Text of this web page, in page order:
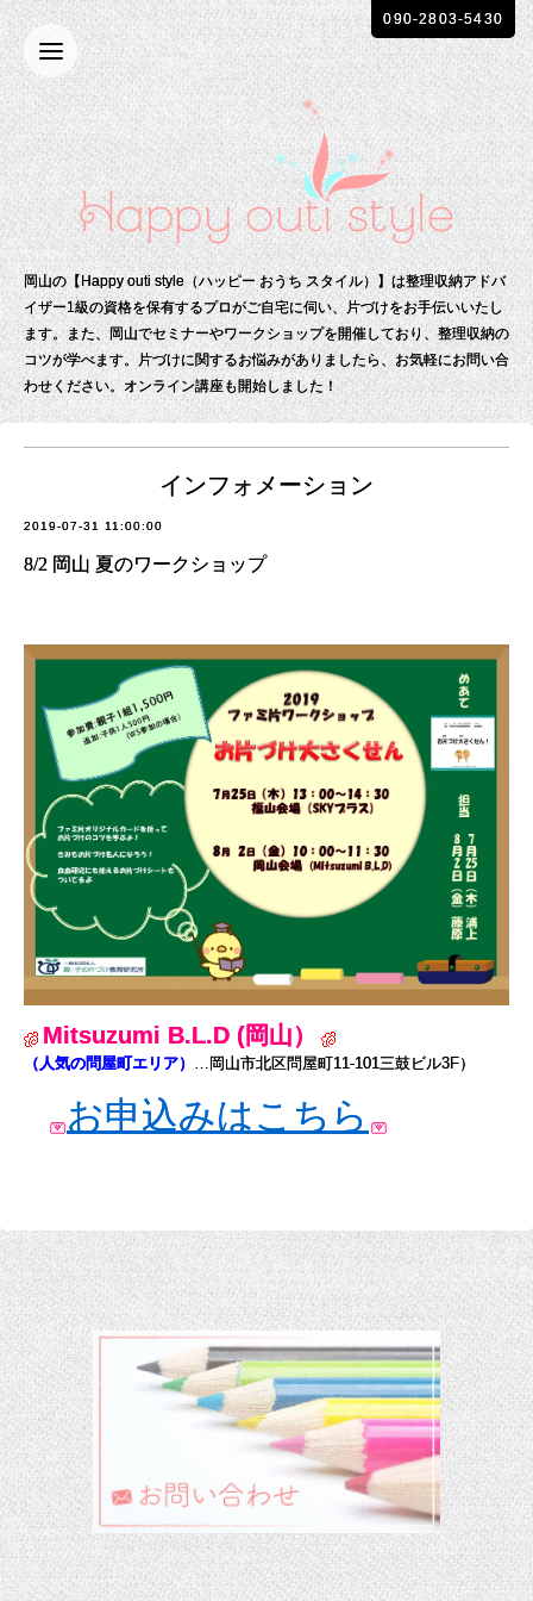
岡山の【Happy outi style（ハッピー おうち スタイル）】は整理収納アドバ
イザー1級の資格を保有するプロがご自宅に伺い、片づけをお手伝いいたし
ます。 また、岡山でセミナーやワークショップを開催しており、整理収納の
コツが学べます。 片づけに関するお悩みがありましたら、お気軽にお問い合
わせください。 オンライン講座も開始しました！
090-2803-5430
インフォメーション
2019-07-31 11:00:00
8/2 岡山 夏のワークショップ
Mitsuzumi B.L.D (岡山）
（人気の問屋町エリア） …岡山市北区問屋町11-101三鼓ビル3F）
お申込みはこちら